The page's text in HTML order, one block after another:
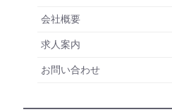
会社概要
求人案内
お問い合わせ